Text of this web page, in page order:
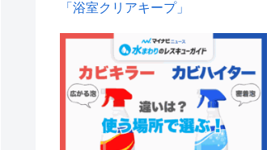
「浴室クリアキープ」